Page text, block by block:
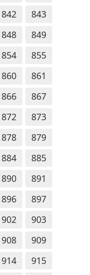
842
843
848
849
854
855
860
861
866
867
872
873
878
879
884
885
890
891
896
897
902
903
908
909
914
915